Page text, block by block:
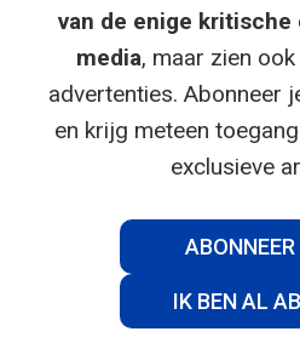
van de enige kritische
media, maar zien
advertenties. Abonneer
en krijg meteen
exclusieve
IK BEN AL